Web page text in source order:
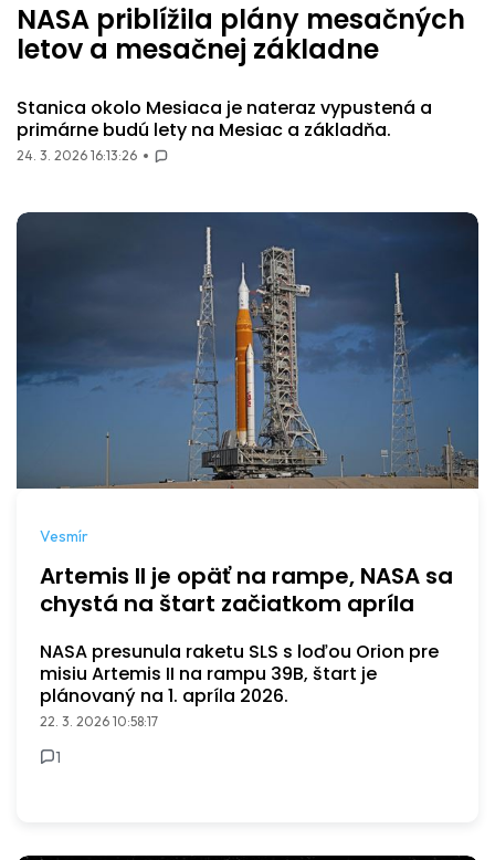
NASA priblížila plány mesačných
letov a mesačnej základne
Stanica okolo Mesiaca je nateraz vypustená a
primárne budú lety na Mesiac a základňa.
24. 3. 2026 16:13:26
Vesmír
Artemis II je opäť na rampe, NASA sa
chystá na štart začiatkom apríla
NASA presunula raketu SLS s loďou Orion pre
misiu Artemis II na rampu 39B, štart je
plánovaný na 1. apríla 2026.
22. 3. 2026 10:58:17
1